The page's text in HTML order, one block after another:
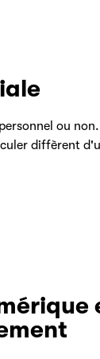
ou non.
diffèrent